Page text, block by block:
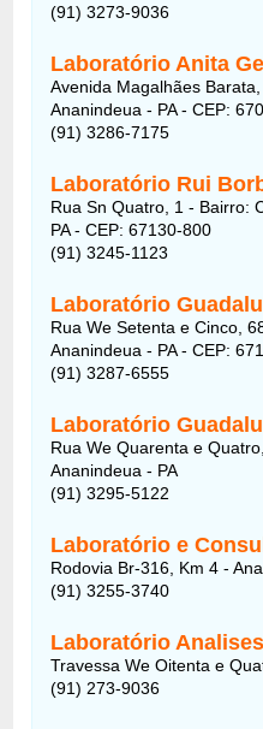
(91) 3273-9036
Laboratório Anita
Avenida Magalhães
Ananindeua - PA - CEP:
(91) 3286-7175
Laboratório Rui
Rua Sn Quatro, 1 - Bairro:
PA - CEP: 67130-800
(91) 3245-1123
Laboratório
Rua We Setenta e Cinco,
Ananindeua - PA - CEP:
(91) 3287-6555
Laboratório
Rua We Quarenta e
Ananindeua - PA
(91) 3295-5122
Laboratório e
Rodovia Br-316, Km 4 -
(91) 3255-3740
Laboratório
Travessa We Oitenta e
(91) 273-9036